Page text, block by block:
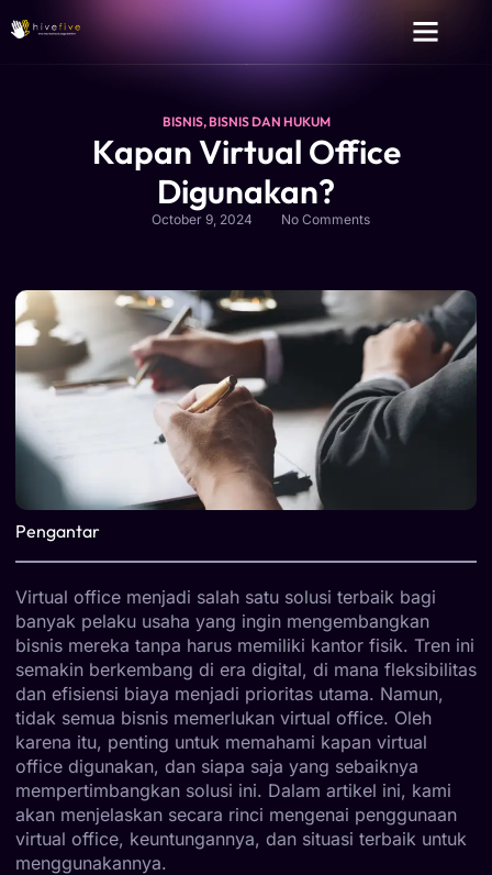
BISNIS,BISNIS DAN HUKUM
Kapan Virtual Office
Digunakan?
October 9, 2024 No Comments
Pengantar
Virtual office menjadi salah satu solusi terbaik bagi
banyak pelaku usaha yang ingin mengembangkan
bisnis mereka tanpa harus memiliki kantor fisik. Tren ini
semakin berkembang di era digital, di mana fleksibilitas
dan efisiensi biaya menjadi prioritas utama. Namun,
tidak semua bisnis memerlukan virtual office. Oleh
karena itu, penting untuk memahami kapan virtual
office digunakan, dan siapa saja yang sebaiknya
mempertimbangkan solusi ini. Dalam artikel ini, kami
akan menjelaskan secara rinci mengenai penggunaan
virtual office, keuntungannya, dan situasi terbaik untuk
menggunakannya.